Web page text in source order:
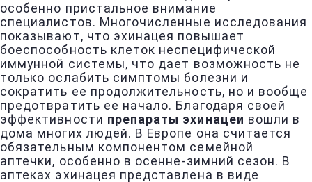
особенно пристальное внимание
специалистов. Многочисленные исследования
показывают, что эхинацея повышает
боеспособность клеток неспецифической
иммунной системы, что дает возможность не
только ослабить симптомы болезни и
сократить ее продолжительность, но и вообще
предотвратить ее начало. Благодаря своей
эффективности препараты эхинацеи вошли в
дома многих людей. В Европе она считается
обязательным компонентом семейной
аптечки, особенно в осенне-зимний сезон. В
аптеках эхинацея представлена в виде